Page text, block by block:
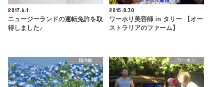
2017.6.1
ニュージーランドの運転免許を取
得しました♪
2015.8.30
ワーホリ美容師 in タリー 【オー
ストラリアのファーム】
国内旅 ワーホリ